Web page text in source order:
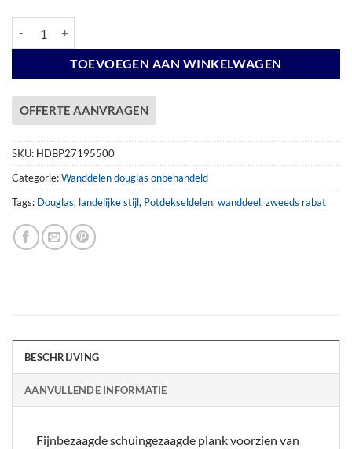
TOEVOEGEN AAN WINKELWAGEN
OFFERTE AANVRAGEN
SKU: HDBP27195500
Categorie:Wanddelen douglas onbehandeld
Tags: Douglas, landelijke stijl, Potdekseldelen,wanddeel,zweeds rabat
BESCHRIJVING
AANVULLENDE INFORMATIE
Fijnbezaagde schuingezaagde plank voorzien van